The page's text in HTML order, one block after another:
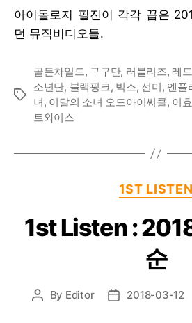
아이돌로지 필진이 각각 꼽은
던 뮤직비디오들.
Tags
골든차일드, 구구단, 러블리즈, 레
소년단, 블랙핑크, 빅스, 선미, 엔플
녀, 이달의 소녀 오드아이써클, 이
트와이스
1ST LISTEN
1st Listen :
순
Post
By Editor
Post2018-03-12